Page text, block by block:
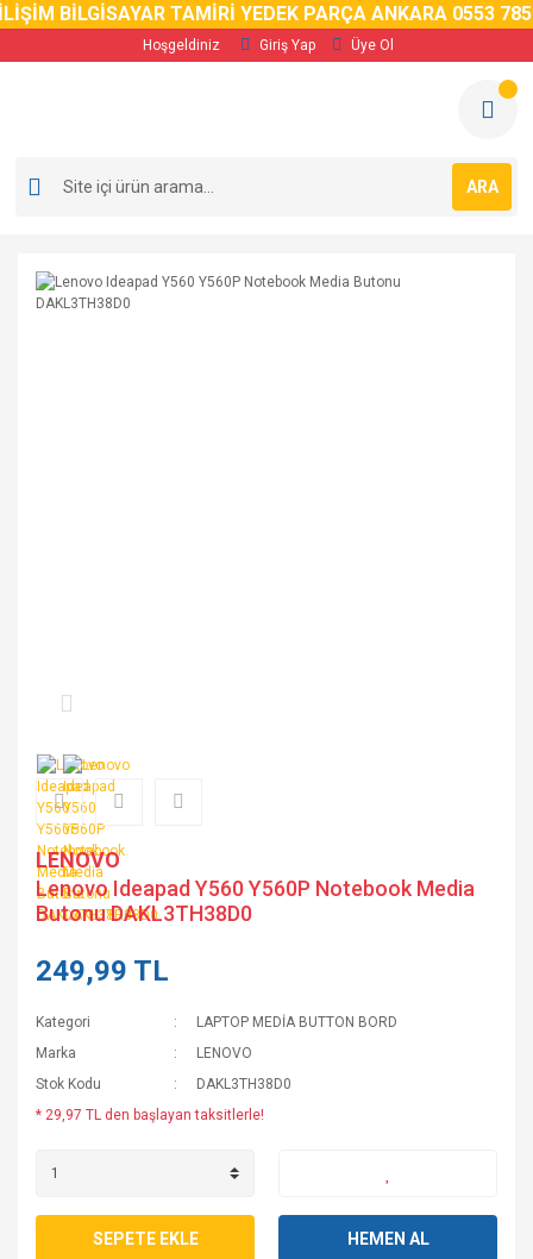
BİLGİSAYAR TAMİRİ YEDEK PARÇA ANKARA 0553 785
Hoşgeldiniz Giriş Yap Üye Ol
ARA
LENOVO
Lenovo Ideapad Y560 Y560P Notebook Media
Butonu DAKL3TH38D0
249,99 TL
Kategori
LAPTOP MEDİA BUTTON BORD
Marka
LENOVO
Stok Kodu
DAKL3TH38D0
* 29,97 TL den başlayan taksitlerle!
SEPETE EKLE HEMEN AL